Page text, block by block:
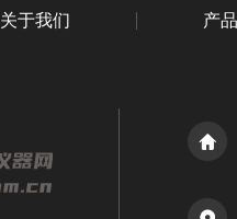
关于我们 产